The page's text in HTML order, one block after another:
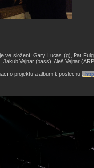
ve složení: Gary Lucas (g), Pat
Jakub Vejnar (bass), Aleš Vejnar
o projektu a album k poslechu :